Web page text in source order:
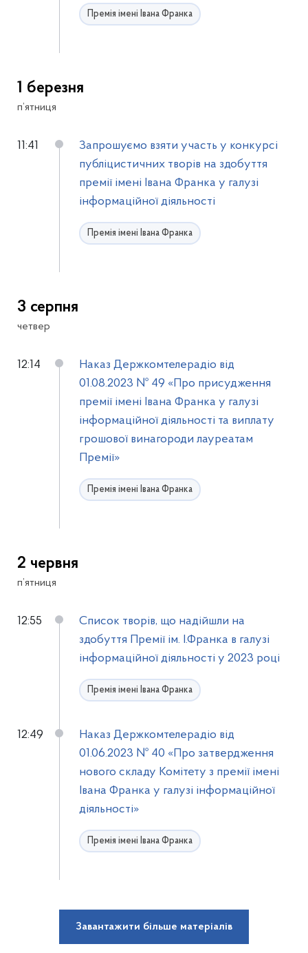
Премія імені Івана Франка
1 березня
п’ятниця
11:41
Запрошуємо взяти участь у конкурсі
публіцистичних творів на здобуття
премії імені Івана Франка у галузі
інформаційної діяльності
Премія імені Івана Франка
3 серпня
четвер
12:14
Наказ Держкомтелерадіо від
01.08.2023 № 49 «Про присудження
премії імені Івана Франка у галузі
інформаційної діяльності та виплату
грошової винагороди лауреатам
Премії»
Премія імені Івана Франка
2 червня
п’ятниця
12:55
Список творів, що надійшли на
здобуття Премії ім. І.Франка в галузі
інформаційної діяльності у 2023 році
Премія імені Івана Франка
12:49
Наказ Держкомтелерадіо від
01.06.2023 № 40 «Про затвердження
нового складу Комітету з премії імені
Івана Франка у галузі інформаційної
діяльності»
Премія імені Івана Франка
Завантажити більше матеріалів